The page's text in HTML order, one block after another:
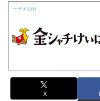
ケザキ指数
X